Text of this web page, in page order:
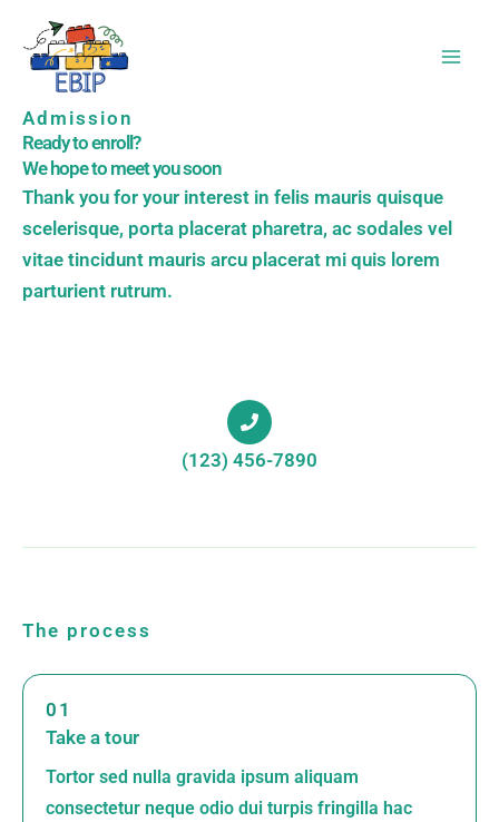
content
Admission
Ready to enroll?
We hope to meet you soon
Thank you for your interest in felis mauris quisque
scelerisque, porta placerat pharetra, ac sodales vel
vitae tincidunt mauris arcu placerat mi quis lorem
parturient rutrum.
(123) 456-7890
The process
01
Take a tour
Tortor sed nulla gravida ipsum aliquam
consectetur neque odio dui turpis fringilla hac